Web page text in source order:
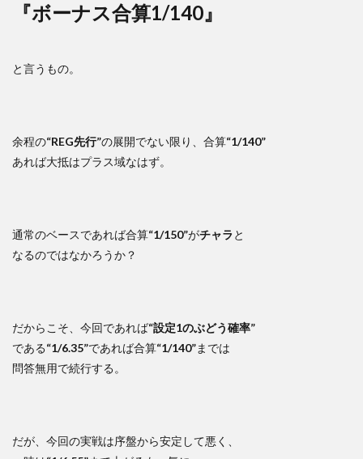
『ボーナス合算1/140』
と言うもの。
余程の“REG先行”の展開でない限り、合算“1/140”
あれば大抵はプラス域なはず。
通常のベースであれば合算“1/150”がチャラ と
なるのではなかろうか？
だからこそ、今回であれば“設定1のぶどう確率”
である“1/6.35”であれば合算“1/140”までは
問答無用で続行する。
だが、今回の実戦は序盤から安定して悪く、